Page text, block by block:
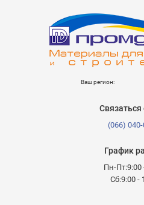
Ваш регион:
(066)
График
Пн-Пт:9:00
Сб:9:00 -